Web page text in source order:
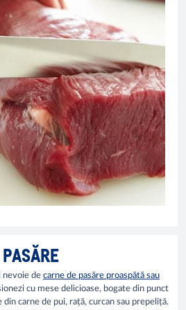
PASĂRE
nevoie de carne de pasăre proaspătă sau
cu mese delicioase, bogate din punct
carne de pui, rață, curcan sau prepeliță.